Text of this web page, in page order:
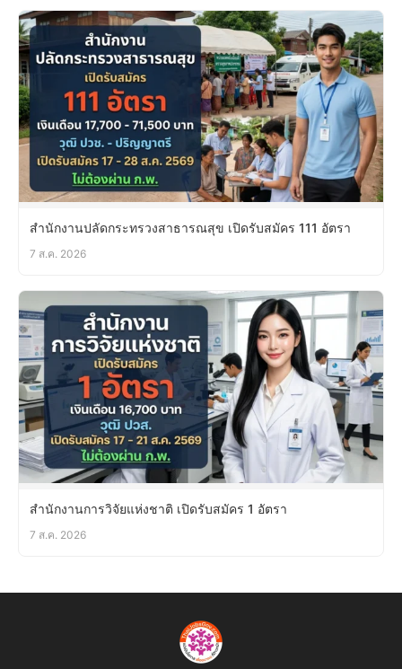
สำนักงานปลัดกระทรวงสาธารณสุข เปิดรับสมัคร 111 อัตรา
7 ส.ค. 2026
สำนักงานการวิจัยแห่งชาติ เปิดรับสมัคร 1 อัตรา
7 ส.ค. 2026